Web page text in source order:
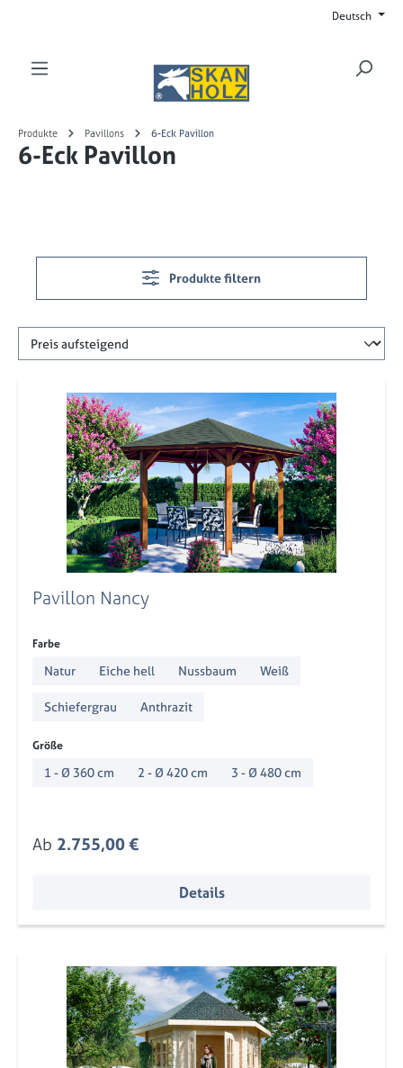
Produkte Pavillons 6-Eck Pavillon
6-Eck Pavillon
Produkte filtern
Pavillon Nancy
Farbeauswählen
Natur Eiche hell Nussbaum Weiß
Schiefergrau Anthrazit
Größeauswählen
1 - Ø 360 cm 2 - Ø 420 cm 3 - Ø 480 cm
Regulärer Preis:
Ab 2.755,00 €
Details
Deutsch